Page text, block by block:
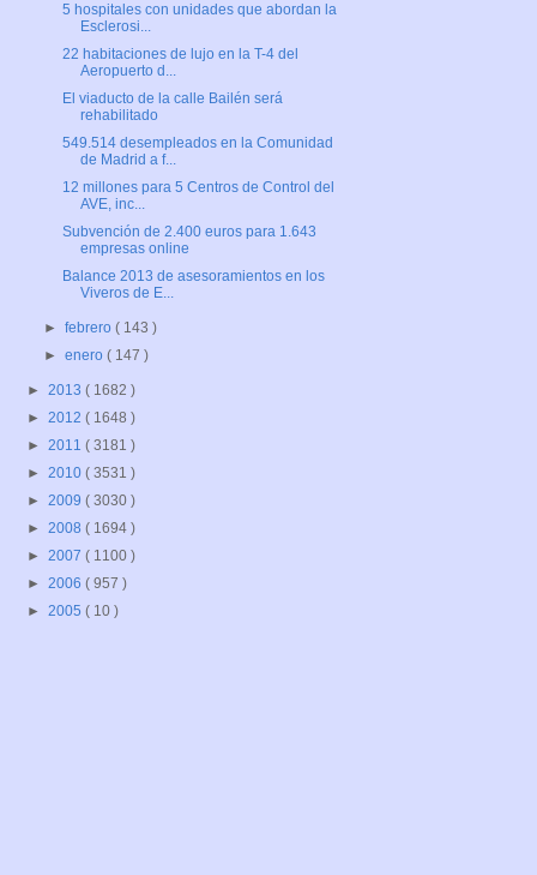
5 hospitales con unidades que abordan la
Esclerosi...
22 habitaciones de lujo en la T-4 del
Aeropuerto d...
El viaducto de la calle Bailén será
rehabilitado
549.514 desempleados en la Comunidad
de Madrid a f...
12 millones para 5 Centros de Control del
AVE, inc...
Subvención de 2.400 euros para 1.643
empresas online
Balance 2013 de asesoramientos en los
Viveros de E...
►febrero( 143 )
►enero( 147 )
► 2013 ( 1682 )
► 2012 ( 1648 )
► 2011 ( 3181 )
► 2010 ( 3531 )
► 2009 ( 3030 )
► 2008 ( 1694 )
► 2007 ( 1100 )
► 2006 ( 957 )
► 2005 ( 10 )